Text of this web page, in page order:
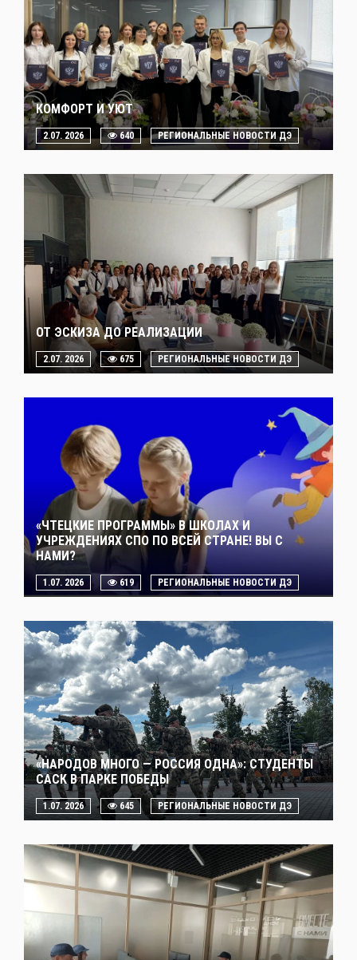
КОМФОРТ И УЮТ
2.07. 2026 640 РЕГИОНАЛЬНЫЕ НОВОСТИ ДЭ
ОТ ЭСКИЗА ДО РЕАЛИЗАЦИИ
2.07. 2026 675 РЕГИОНАЛЬНЫЕ НОВОСТИ ДЭ
«ЧТЕЦКИЕ ПРОГРАММЫ» В ШКОЛАХ И
УЧРЕЖДЕНИЯХ СПО ПО ВСЕЙ СТРАНЕ! ВЫ С
НАМИ?
1.07. 2026 619 РЕГИОНАЛЬНЫЕ НОВОСТИ ДЭ
«НАРОДОВ МНОГО — РОССИЯ ОДНА»: СТУДЕНТЫ
САСК В ПАРКЕ ПОБЕДЫ
1.07. 2026 645 РЕГИОНАЛЬНЫЕ НОВОСТИ ДЭ